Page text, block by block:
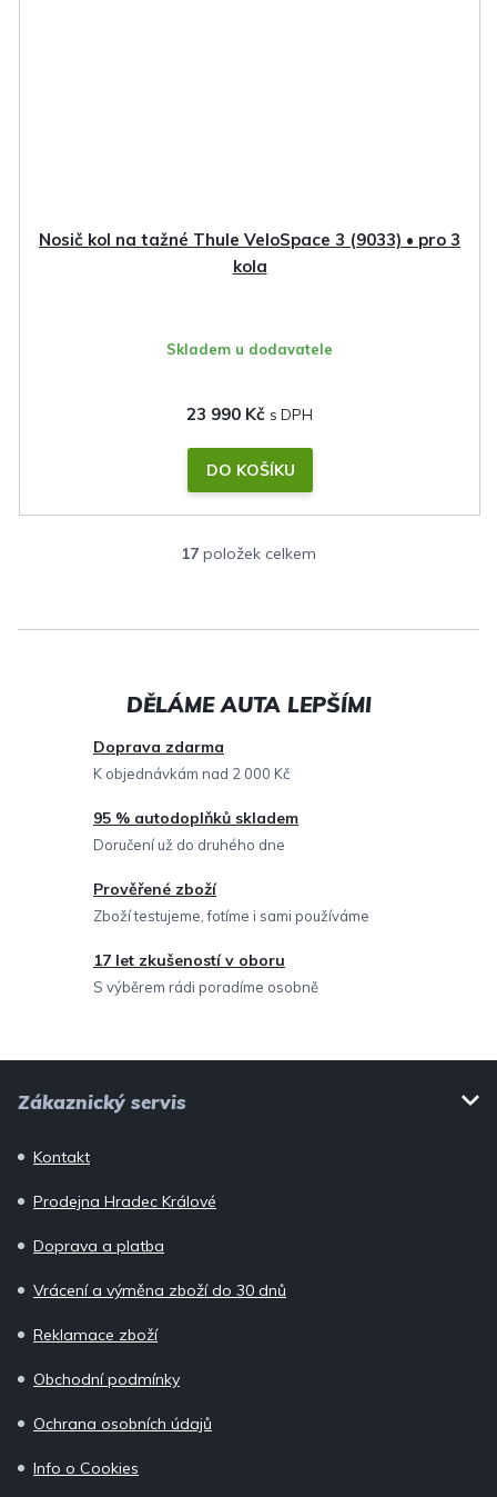
Nosič kol na tažné Thule VeloSpace 3 (9033) • pro 3
kola
Skladem u dodavatele
23 990 Kč
DO KOŠÍKU
O
l
a
í
p
r
y
v
ý
17 položek celkem
Doprava zdarma
K objednávkám nad 2 000 Kč
95 % autodoplňků skladem
Doručení už do druhého dne
Prověřené zboží
Zboží testujeme, fotíme i sami používáme
17 let zkušeností v oboru
S výběrem rádi poradíme osobně
Zákaznický servis
Kontakt
Prodejna Hradec Králové
Doprava a platba
Vrácení a výměna zboží do 30 dnů
Reklamace zboží
Obchodní podmínky
Ochrana osobních údajů
Info o Cookies